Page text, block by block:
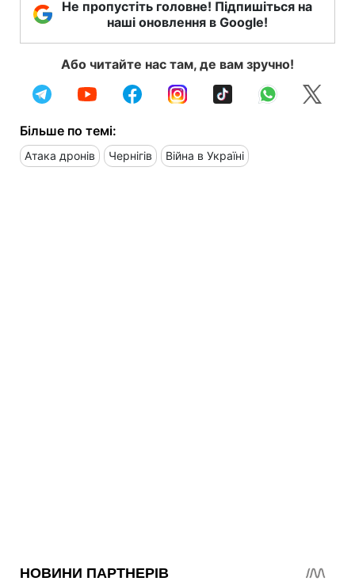
Не пропустіть головне! Підпишіться на
наші оновлення в Google!
Або читайте нас там, де вам зручно!
Більше по темі:
Атака дронів Чернігів Війна в Україні